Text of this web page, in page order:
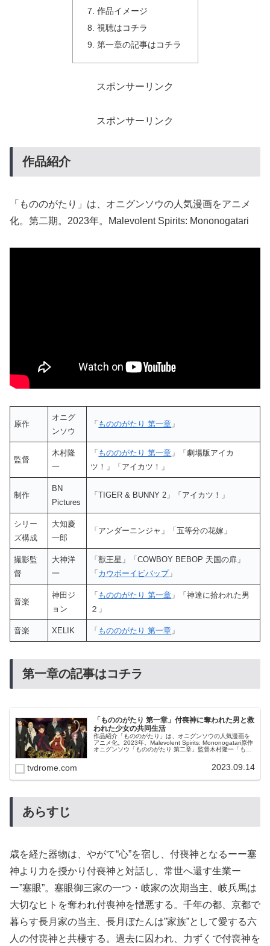
作品イメージ
視聴はコチラ
第一章の記事はコチラ
スポンサーリンク
スポンサーリンク
作品紹介
「もののがたり」は、オニグンソウの人気漫画をアニメ
化。第二期。2023年。Malevolent Spirits: Mononogatari
原作
オニグ
ンソウ
「 もののがたり 第一章 」
監督
木村隆
一
「 もののがたり 第一章 」「劇場版アイカ
ツ！」「アイカツ！」
制作
BN
Pictures
「TIGER & BUNNY 2」「アイカツ！」
シリー
ズ構成
大知慶
一郎
「アンダーニンジャ」「五等分の花嫁」
撮影監
督
大神洋
一
「獣王星」「COWBOY BEBOP 天国の扉」
「 カウボーイビバップ」
音楽
神田ジ
ョン
「 もののがたり 第一章 」「神達に拾われた男
２」
音楽 XELIK 「 もののがたり 第一章 」
第一章の記事はコチラ
「もののがたり 第一章」付喪神に奪われた男と救
われた少女の共同生活
作品紹介「もののがたり」は、オニグンソウの人気漫画を
アニメ化。2023年。Malevolent Spirits: Mononogatari原作
オニグンソウ「もののがたり 第二章」監督木村隆一「もの
tvdrome.com 2023.09.14
あらすじ
歳を経た器物は、やがて“心”を宿し、付喪神となるーー塞
神より力を授かり付喪神と対話し、常世へ還す生業ー
ー”塞眼”。塞眼御三家の一つ・岐家の次期当主、岐兵馬は
大切なヒトを奪われ付喪神を憎悪する。千年の都、京都で
暮らす長月家の当主、長月ぼたんは”家族”として愛する六
人の付喪神と共棲する。過去に囚われ、力ずくで付喪神を